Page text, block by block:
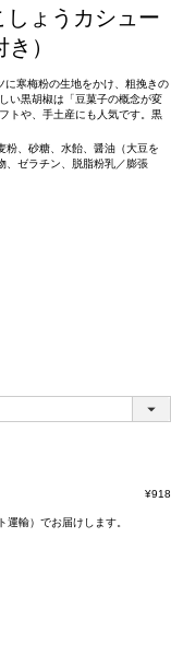
しょうカシュー
）
に寒梅粉の生地をかけ、粗挽きの
い黒胡椒は「豆菓子の概念が変
トや、手土産にも人気です。黒
粉、砂糖、水飴、醤油（大豆を
、ゼラチン、脱脂粉乳／膨張
¥918
運輸） でお届けします。